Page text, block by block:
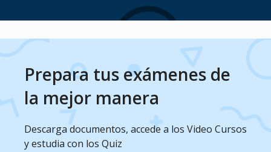
Prepara tus exámenes de
la mejor manera
Descarga documentos, accede a los Video Cursos
y estudia con los Quiz